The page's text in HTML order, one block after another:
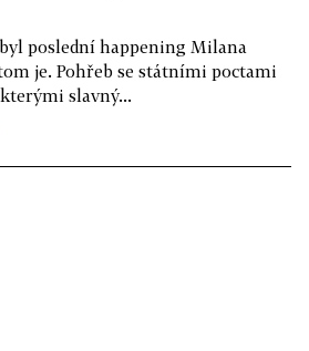
poslední happening Milana
je. Pohřeb se státními poctami
slavný...